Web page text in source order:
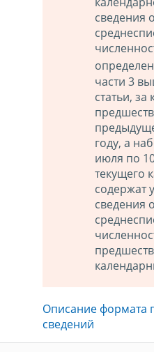
сведения
части 3
статьи,
году, а
июля по
текущего
содержат
сведения
Описание формата
сведений